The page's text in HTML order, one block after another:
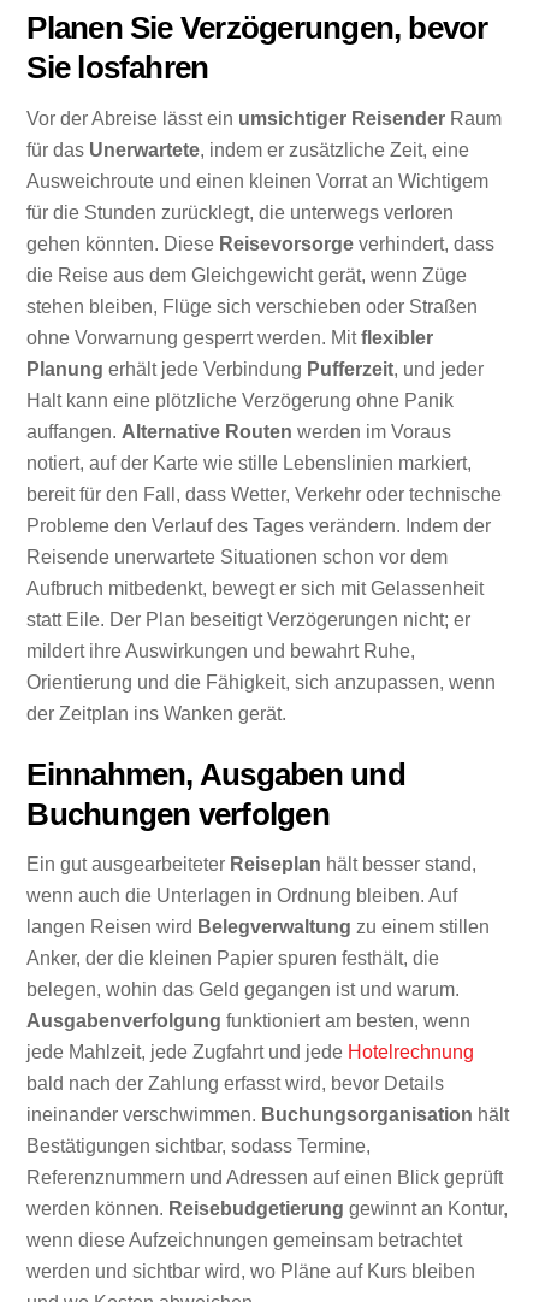
Planen Sie Verzögerungen, bevor
Sie losfahren
Vor der Abreise lässt ein umsichtiger Reisender Raum
für das Unerwartete, indem er zusätzliche Zeit, eine
Ausweichroute und einen kleinen Vorrat an Wichtigem
für die Stunden zurücklegt, die unterwegs verloren
gehen könnten. Diese Reisevorsorge verhindert, dass
die Reise aus dem Gleichgewicht gerät, wenn Züge
stehen bleiben, Flüge sich verschieben oder Straßen
ohne Vorwarnung gesperrt werden. Mitflexibler
Planung erhält jede Verbindung Pufferzeit, und jeder
Halt kann eine plötzliche Verzögerung ohne Panik
auffangen. Alternative Routen werden im Voraus
notiert, auf der Karte wie stille Lebenslinien markiert,
bereit für den Fall, dass Wetter, Verkehr oder technische
Probleme den Verlauf des Tages verändern. Indem der
Reisende unerwartete Situationen schon vor dem
Aufbruch mitbedenkt, bewegt er sich mit Gelassenheit
statt Eile. Der Plan beseitigt Verzögerungen nicht; er
mildert ihre Auswirkungen und bewahrt Ruhe,
Orientierung und die Fähigkeit, sich anzupassen, wenn
der Zeitplan ins Wanken gerät.
Einnahmen, Ausgaben und
Buchungen verfolgen
Ein gut ausgearbeiteter Reiseplan hält besser stand,
wenn auch die Unterlagen in Ordnung bleiben. Auf
langen Reisen wird Belegverwaltung zu einem stillen
Anker, der die kleinen Papier spuren festhält, die
belegen, wohin das Geld gegangen ist und warum.
Ausgabenverfolgung funktioniert am besten, wenn
jede Mahlzeit, jede Zugfahrt und jede Hotelrechnung
bald nach der Zahlung erfasst wird, bevor Details
ineinander verschwimmen. Buchungsorganisation hält
Bestätigungen sichtbar, sodass Termine,
Referenznummern und Adressen auf einen Blick geprüft
werden können. Reisebudgetierung gewinnt an Kontur,
wenn diese Aufzeichnungen gemeinsam betrachtet
werden und sichtbar wird, wo Pläne auf Kurs bleiben